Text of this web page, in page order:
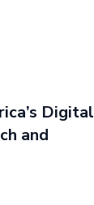
Digital
and